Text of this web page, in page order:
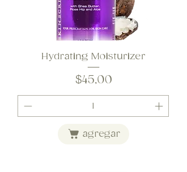
Hydrating Moisturizer
Precio
$45,00
agregar